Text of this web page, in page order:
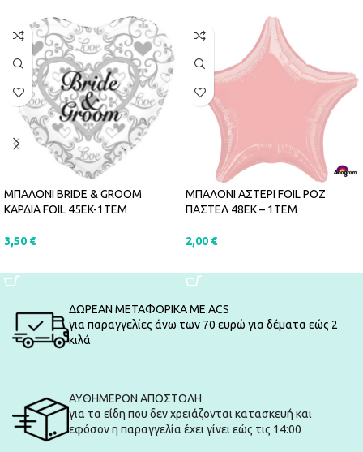
ΜΠΑΛΟΝΙ BRIDE & GROOM
ΚΑΡΔΙΑ FOIL 45EK-1ΤΕΜ
3,50 €
ΜΠΑΛΟΝΙ ΑΣΤΕΡΙ FOIL ΡΟΖ
ΠΑΣΤΕΛ 48ΕΚ – 1ΤΕΜ
2,00 €
ΔΩΡΕΑΝ ΜΕΤΑΦΟΡΙΚΑ ΜΕ ACS
για παραγγελίες άνω των 70 ευρώ για δέματα εώς 2
κιλά
ΑΥΘΗΜΕΡΟΝ ΑΠΟΣΤΟΛΗ
για τα είδη που δεν χρειάζονται κατασκευή και
εφόσον η παραγγελία έχει γίνει εώς τις 14:00